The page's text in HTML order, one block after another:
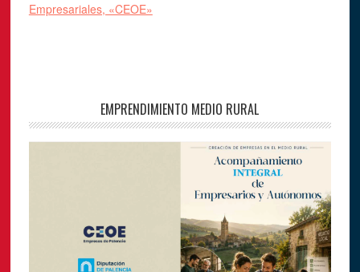
Empresariales, «CEOE»
EMPRENDIMIENTO MEDIO RURAL